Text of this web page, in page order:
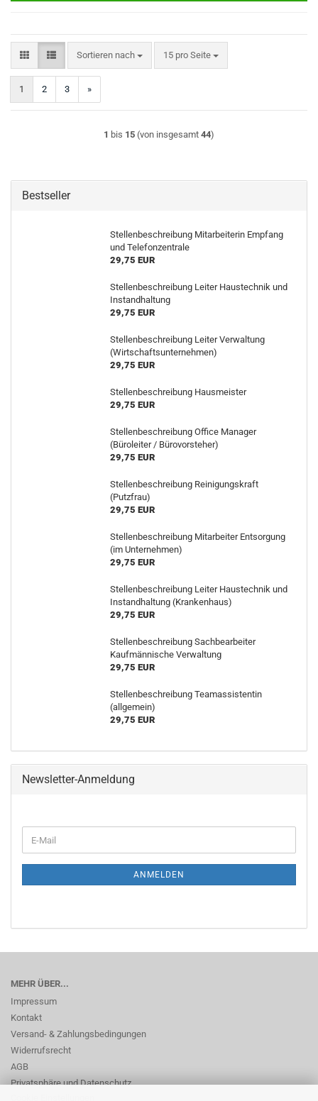
Sortieren nach
Sortieren nach 15 pro Seite
pro Seite
1 2 3 »
1 bis 15 (von insgesamt 44)
Bestseller
Stellenbeschreibung Mitarbeiterin Empfang
und Telefonzentrale
29,75 EUR
Stellenbeschreibung Leiter Haustechnik und
Instandhaltung
29,75 EUR
Stellenbeschreibung Leiter Verwaltung
(Wirtschaftsunternehmen)
29,75 EUR
Stellenbeschreibung Hausmeister
29,75 EUR
Stellenbeschreibung Office Manager
(Büroleiter / Bürovorsteher)
29,75 EUR
Stellenbeschreibung Reinigungskraft
(Putzfrau)
29,75 EUR
Stellenbeschreibung Mitarbeiter Entsorgung
(im Unternehmen)
29,75 EUR
Stellenbeschreibung Leiter Haustechnik und
Instandhaltung (Krankenhaus)
29,75 EUR
Stellenbeschreibung Sachbearbeiter
Kaufmännische Verwaltung
29,75 EUR
Stellenbeschreibung Teamassistentin
(allgemein)
29,75 EUR
Newsletter-Anmeldung
ZUR
E-
Mail
ANMELDEN
MEHR ÜBER...
Impressum
Kontakt
Versand- & Zahlungsbedingungen
Widerrufsrecht
AGB
Privatsphäre und Datenschutz